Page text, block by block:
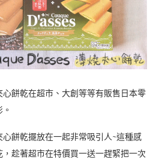
餅乾在超市、大創等等有販售日本零
餅乾擺放在一起非常吸引人~這種感
趁著超市在特價買一送一趕緊把一次